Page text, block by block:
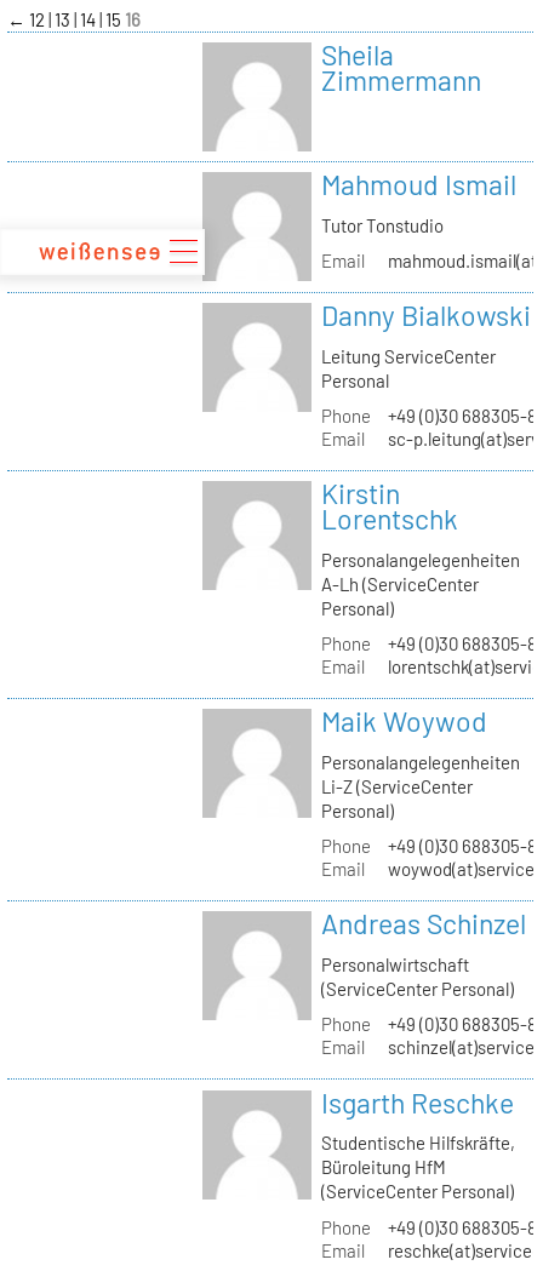
zum
Inhalt
← 12 13 14 15 16
Sheila
Zimmermann
Mahmoud Ismail
Tutor Tonstudio
Email
Danny Bialkowski
Leitung ServiceCenter
Personal
Phone
+49 (0)30 688305-
Email
sc-
Kirstin
Lorentschk
Personalangelegenheiten
A-Lh (ServiceCenter
Personal)
Phone
+49 (0)30 688305-
Email
Maik Woywod
Personalangelegenheiten
Li-Z (ServiceCenter
Personal)
Phone
+49 (0)30 688305-
Email
Andreas Schinzel
Personalwirtschaft
(ServiceCenter Personal)
Phone
+49 (0)30 688305-
Email
Isgarth Reschke
Studentische Hilfskräfte,
Büroleitung HfM
(ServiceCenter Personal)
Phone
+49 (0)30 688305-
Email